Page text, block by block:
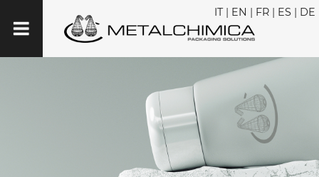
IT| EN | FR | ES | DE